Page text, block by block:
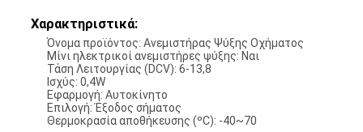
Χαρακτηριστικά:
Όνομα προϊόντος: Ανεμιστήρας Ψύξης Οχήματος
Μίνι ηλεκτρικοί ανεμιστήρες ψύξης: Ναι
Τάση Λειτουργίας (DCV): 6-13,8
Ισχύς: 0,4W
Εφαρμογή: Αυτοκίνητο
Επιλογή: Έξοδος σήματος
Θερμοκρασία αποθήκευσης (ºC): -40~70